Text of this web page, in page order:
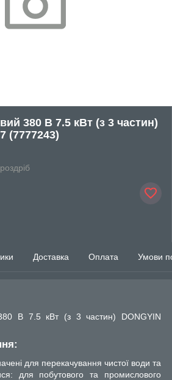
380 В 7.5 кВт (з 3 частин)
(7777243)
Доставка Оплата Умови
В 7.5 кВт (з 3 частин) DONGYIN
для перекачування чистої води та
для побутового та промислового